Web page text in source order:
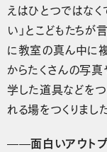
えはひとつではな
い」とこどもたちが
に教室の真ん中に
からたくさんの写
学した道具などを
れる場をつくりまし
——面白いアウトプ